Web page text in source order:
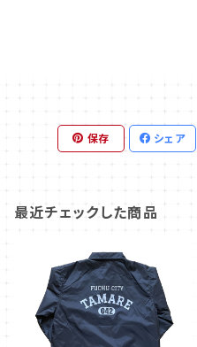
保存 シェア
最近チェックした商品